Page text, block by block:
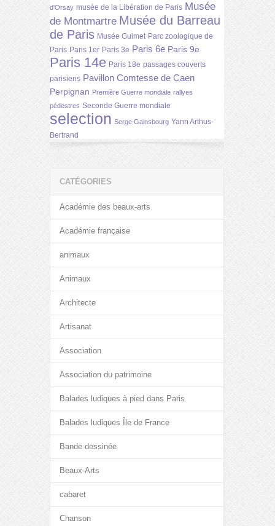
d'Orsay musée de la Libération de Paris Musée
de Montmartre Musée du Barreau
de Paris Musée Guimet Parc zoologique de
Paris Paris 1er Paris 3e Paris 6e Paris 9e
Paris 14e Paris 18e passages couverts
parisiens Pavillon Comtesse de Caen
Perpignan Première Guerre mondiale rallyes
pédestres Seconde Guerre mondiale
selection Serge Gainsbourg Yann Arthus-
Bertrand
CATÉGORIES
Académie des beaux-arts
Académie française
animaux
Animaux
Architecte
Artisanat
Association
Association du patrimoine
Balades ludiques à pied dans Paris
Balades ludiques Île de France
Bande dessinée
Beaux-Arts
cabaret
Chanson